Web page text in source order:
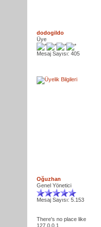
dodogildo
Üye
Mesaj Sayısı: 405
Oğuzhan
Genel Yönetici
Mesaj Sayısı: 5.153
There's no place like
127.0.0.1